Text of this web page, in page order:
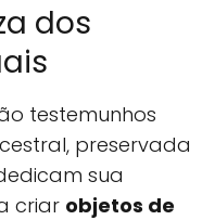
dos
testemunhos
preservada
sua
criar objetos de